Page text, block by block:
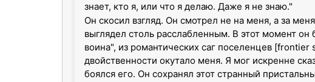
знает, кто я, или что я делаю. Даже я не знаю."
Он скосил взгляд. Он смотрел не на меня, а за
выглядел столь расслабленным. В этот момент
воина", из романтических саг поселенцев
двойственности окутало меня. Я мог искренне
боялся его. Он сохранял этот странный